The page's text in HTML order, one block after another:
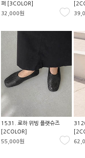
퍼 [3COLOR]
32,000원
1531. 로하 위빙 플랫슈즈
[2COLOR]
55,000원